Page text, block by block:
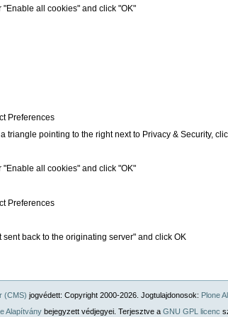
all cookies" and click "OK"
Preferences
triangle pointing to the right next to Privacy & Security,
all cookies" and click "OK"
Preferences
back to the originating server" and click OK
(CMS) jogvédett: Copyright 2000-2026. Jogtulajdonosok: Plone
Alapítványbejegyzett védjegyei. Terjesztve a GNU GPL licenc